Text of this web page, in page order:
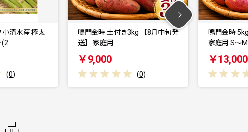
水産 極太
鳴門金時 土付き3kg 【8月中旬発
送】 家庭用 …
￥9,000
(0 )
鳴門金時 5kg 【
家庭用 S～M…
￥13,000